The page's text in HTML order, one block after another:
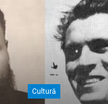
Cultură